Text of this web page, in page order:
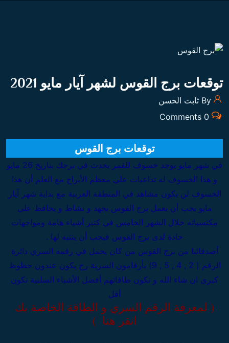
توقعات برج القوس لشهر آيار مايو 2021
0 Comments
توقعات برج القوس
في شهر مايو يوجد خسوف للقمر يحدث في برجك بتاريخ 26 مايو
و هذا الخسوف له تداعيات على معظم الأبراج مع العلم أن هذا
الخسوف لن يكون مشاهد في المنطقة العربية مع بداية شهر آيار
مايو يجب أن يعمل برج القوس بجهد و نشاط و يحافظ على
مكتسباته خلال الشهر الخامس في كتير أشياء هامة ومواجهات
حادة لدى برج القوس فيجب أن ينتبه لها .
أصدقائنا من برج القوس من كان يحمل في رقمه السري دائرة
الرقم ( 2 , 4 , 5 , 9) بأرقامون السرية رح يكون عندون حظوظ
كبرى ان شاء الله و تكون طاقاتهم أفضل الأشياء السلبية تكون
أقل
( لمعرفة الرقم السري و الطاقة الخاصة بك
انقر هنا )